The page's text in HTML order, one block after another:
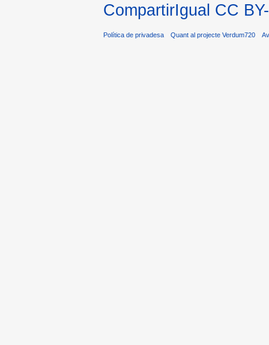
CompartirIgual CC
Política de privadesa Quant al projecte Verdum720